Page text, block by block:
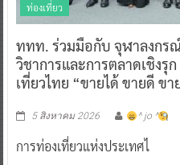
ท่องเที่ยว
ททท. ร่วมมือกับ จุฬาลงกร
วิชาการและการตลาดเชิง
เที่ยวไทย “ขายได้ ขายดี ขา
5 สิงหาคม 2026 ^ jo ^
การท่องเที่ยวแห่งประเทศไ